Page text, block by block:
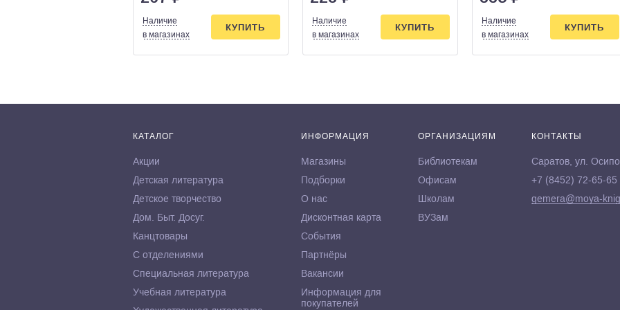
Наличие
в магазинах
КУПИТЬ
Наличие
в магазинах
КУПИТЬ
Наличие
в магазинах
КУПИТЬ
КАТАЛОГ
Акции
Детская литература
Детское творчество
Дом. Быт. Досуг.
Канцтовары
С отделениями
Специальная литература
Учебная литература
ИНФОРМАЦИЯ
Магазины
Подборки
О нас
Дисконтная карта
События
Партнёры
Вакансии
Информация для
покупателей
ОРГАНИЗАЦИЯМ
Библиотекам
Офисам
Школам
ВУЗам
КОНТАКТЫ
Саратов, ул.
+7 (8452) 72-65-65
gemera@moya-